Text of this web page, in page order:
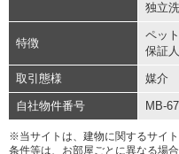
独立
特徴
ペッ
保証
取引態様 媒介
自社物件番号 MB-
※当サイトは、建物に関するサイト
条件等は、お部屋ごとに異なる場